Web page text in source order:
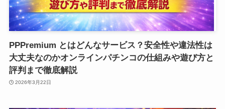
PPPremium とはどんなサービス？安全性や違法性は
大丈夫なのかオンラインパチンコの仕組みや遊び方と
評判まで徹底解説
2026年3月22日